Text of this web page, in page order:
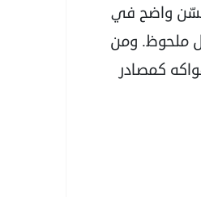
واضح في
ملحوظ. ومن
كمصادر